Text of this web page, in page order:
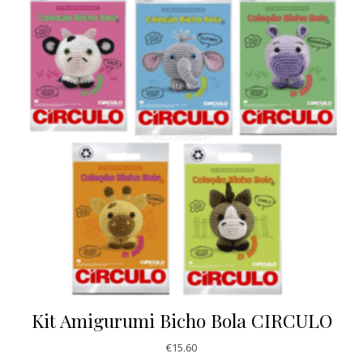
Kit Amigurumi Bicho Bola CIRCULO
€15.60